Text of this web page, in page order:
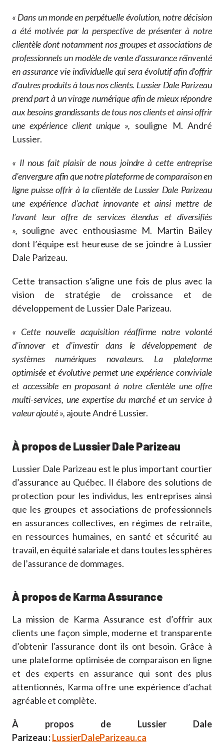
« Dans un monde en perpétuelle évolution, notre décision
a été motivée par la perspective de présenter à notre
clientèle dont notamment nos groupes et associations de
professionnels un modèle de vente d’assurance réinventé
en assurance vie individuelle qui sera évolutif afin d’offrir
d’autres produits à tous nos clients. Lussier Dale Parizeau
prend part à un virage numérique afin de mieux répondre
aux besoins grandissants de tous nos clients et ainsi offrir
une expérience client unique », souligne M. André
Lussier.
« Il nous fait plaisir de nous joindre à cette entreprise
d’envergure afin que notre plateforme de comparaison en
ligne puisse offrir à la clientèle de Lussier Dale Parizeau
une expérience d’achat innovante et ainsi mettre de
l’avant leur offre de services étendus et diversifiés
», souligne avec enthousiasme M. Martin Bailey
dont l’équipe est heureuse de se joindre à Lussier
Dale Parizeau.
Cette transaction s’aligne une fois de plus avec la
vision de stratégie de croissance et de
développement de Lussier Dale Parizeau.
« Cette nouvelle acquisition réaffirme notre volonté
d’innover et d’investir dans le développement de
systèmes numériques novateurs. La plateforme
optimisée et évolutive permet une expérience conviviale
et accessible en proposant à notre clientèle une offre
multi-services, une expertise du marché et un service à
valeur ajouté », ajoute André Lussier.
À propos de Lussier Dale Parizeau
Lussier Dale Parizeau est le plus important courtier
d’assurance au Québec. Il élabore des solutions de
protection pour les individus, les entreprises ainsi
que les groupes et associations de professionnels
en assurances collectives, en régimes de retraite,
en ressources humaines, en santé et sécurité au
travail, en équité salariale et dans toutes les sphères
de l’assurance de dommages.
À propos de Karma Assurance
La mission de Karma Assurance est d’offrir aux
clients une façon simple, moderne et transparente
d’obtenir l’assurance dont ils ont besoin. Grâce à
une plateforme optimisée de comparaison en ligne
et des experts en assurance qui sont des plus
attentionnés, Karma offre une expérience d’achat
agréable et complète.
À propos de Lussier Dale
Parizeau :LussierDaleParizeau.ca